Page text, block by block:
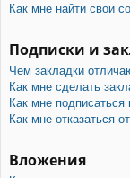
Как мне найти свои
Подписки и
Чем закладки
Как мне сделать
Как мне
Как мне отказаться
Вложения